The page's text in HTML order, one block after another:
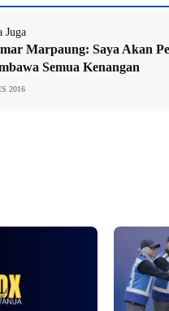
Juga
Marpaung: Saya Akan
Semua Kenangan
2016